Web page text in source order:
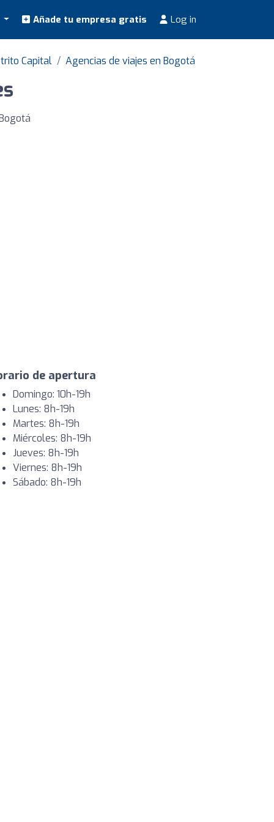
Añade tu empresa gratis Log in
Capital Agencias de viajes en Bogotá
de apertura
Domingo: 10h-19h
Lunes: 8h-19h
Martes: 8h-19h
Miércoles: 8h-19h
Jueves: 8h-19h
Viernes: 8h-19h
Sábado: 8h-19h